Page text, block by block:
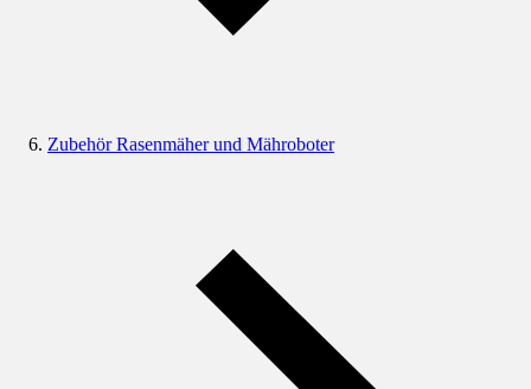
Zubehör Rasenmäher und Mähroboter